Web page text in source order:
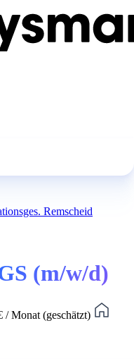
Remscheid
(m/w/d)
/ Monat (geschätzt)